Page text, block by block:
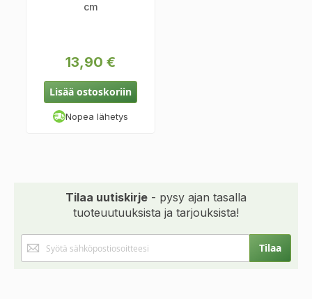
cm
13,90 €
Lisää ostoskoriin
Nopea lähetys
Tilaa uutiskirje - pysy ajan tasalla
tuoteuutuuksista ja tarjouksista!
uutiskirjeemme:
Tilaa